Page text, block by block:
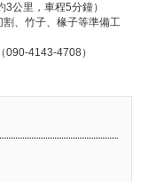
公里，車程5分鐘）
、竹子、椽子等準備工
090-4143-4708）